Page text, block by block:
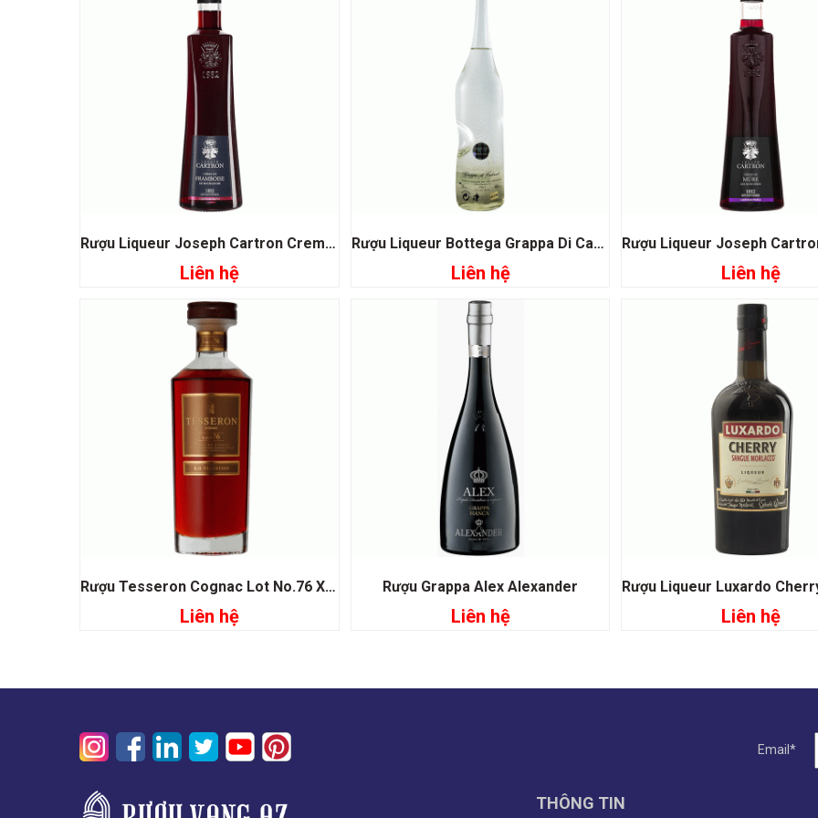
Đọc tiếp
Rượu Liqueur Joseph Cartron Creme De Framboise De Bourgogne
Liên hệ
Đọc tiếp
Rượu Liqueur Bottega Grappa Di Cabernet Sauvignon
Liên hệ
Đọc tiếp
Liên hệ
Đọc tiếp
Rượu Tesseron Cognac Lot No.76 XO Tradition
Liên hệ
Đọc tiếp
Rượu Grappa Alex Alexander
Liên hệ
Đọc tiếp
Liên hệ
Email*
THÔNG TIN